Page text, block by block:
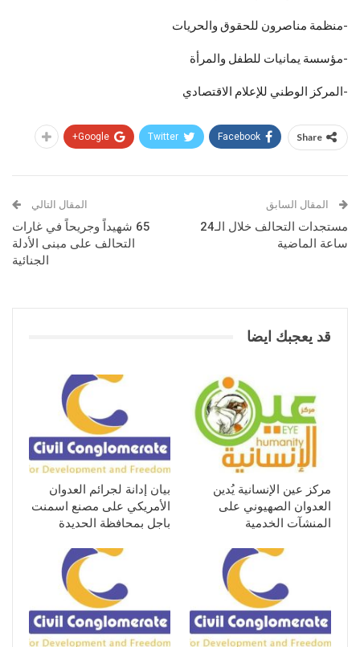
-منظمة مناصرون للحقوق والحريات
-مؤسسة يمانيات للطفل والمرأة
-المركز الوطني للإعلام الاقتصادي
Share
Facebook
Twitter
Google+
المقال السابق
مستجدات التحالف خلال الـ24
ساعة الماضية
المقال التالي
65 شهيداً وجريحاً في غارات
التحالف على مبنى الأدلة
الجنائية
قد يعجبك ايضا
مركز عين الإنسانية يُدين
العدوان الصهيوني على
المنشآت الخدمية
بيان إدانة لجرائم العدوان
الأمريكي على مصنع اسمنت
باجل بمحافظة الحديدة